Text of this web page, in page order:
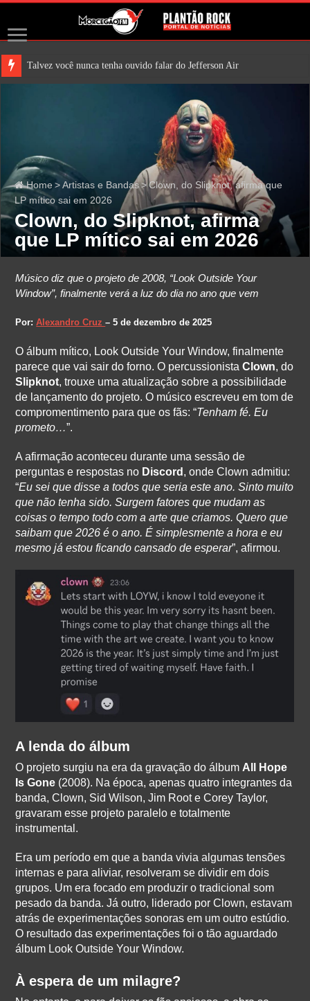
Talvez você nunca tenha ouvido falar do Jefferson Airplane. Mas é
Home > Artistas e Bandas>Clown, do Slipknot, afirma que
LP mítico sai em 2026
Clown, do Slipknot, afirma
que LP mítico sai em 2026
Músico diz que o projeto de 2008, “Look Outside Your
Window”, finalmente verá a luz do dia no ano que vem
Por:Alexandro Cruz– 5 de dezembro de 2025
O álbum mítico, Look Outside Your Window, finalmente
parece que vai sair do forno. O percussionistaClown, do
Slipknot, trouxe uma atualização sobre a possibilidade
de lançamento do projeto. O músico escreveu em tom de
compromentimento para que os fãs: “Tenham fé. Eu
prometo…”.
A afirmação aconteceu durante uma sessão de
perguntas e respostas no Discord , onde Clown admitiu:
“Eu sei que disse a todos que seria este ano. Sinto muito
que não tenha sido. Surgem fatores que mudam as
coisas o tempo todo com a arte que criamos. Quero que
saibam que 2026 é o ano. É simplesmente a hora e eu
mesmo já estou ficando cansado de esperar”, afirmou.
A lenda do álbum
O projeto surgiu na era da gravação do álbum All Hope
Is Gone (2008). Na época, apenas quatro integrantes da
banda, Clown, Sid Wilson, Jim Root e Corey Taylor,
gravaram esse projeto paralelo e totalmente
instrumental.
Era um período em que a banda vivia algumas tensões
internas e para aliviar, resolveram se dividir em dois
grupos. Um era focado em produzir o tradicional som
pesado da banda. Já outro, liderado por Clown, estavam
atrás de experimentações sonoras em um outro estúdio.
O resultado das experimentações foi o tão aguardado
álbum Look Outside Your Window.
À espera de um milagre?